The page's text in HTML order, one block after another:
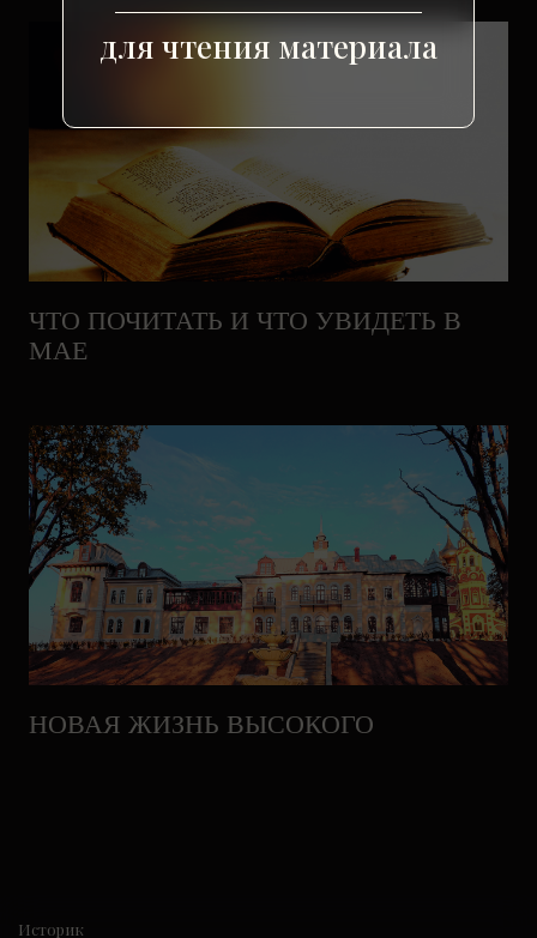
ЧТО ПОЧИТАТЬ И ЧТО УВИДЕТЬ В
МАЕ
НОВАЯ ЖИЗНЬ ВЫСОКОГО
Историк
для чтения материала